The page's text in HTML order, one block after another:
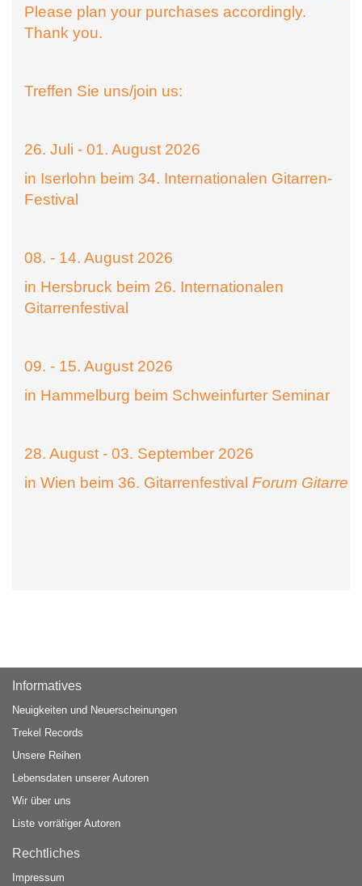
Please plan your purchases accordingly.
Thank you.
Treffen Sie uns/join us:
26. Juli - 01. August 2026
in Iserlohn beim 34. Internationalen Gitarren-
Festival
08. - 14. August 2026
in Hersbruck beim 26. Internationalen
Gitarrenfestival
09. - 15. August 2026
in Hammelburg beim Schweinfurter Seminar
28. August - 03. September 2026
in Wien beim 36. Gitarrenfestival Forum Gitarre
Informatives
Neuigkeiten und Neuerscheinungen
Trekel Records
Unsere Reihen
Lebensdaten unserer Autoren
Wir über uns
Liste vorrätiger Autoren
Rechtliches
Impressum